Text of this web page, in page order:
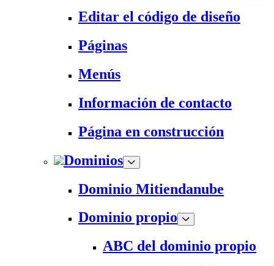
Editar el código de diseño
Páginas
Menús
Información de contacto
Página en construcción
Dominios
Dominio Mitiendanube
Dominio propio
ABC del dominio propio